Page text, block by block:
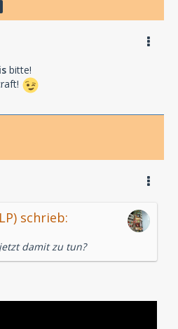
bitte!
schrieb:
damit zu tun?